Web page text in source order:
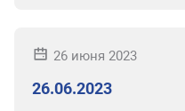
26 июня 2023
26.06.2023